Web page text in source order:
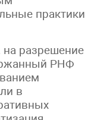
практики
разрешение
РНФ
в